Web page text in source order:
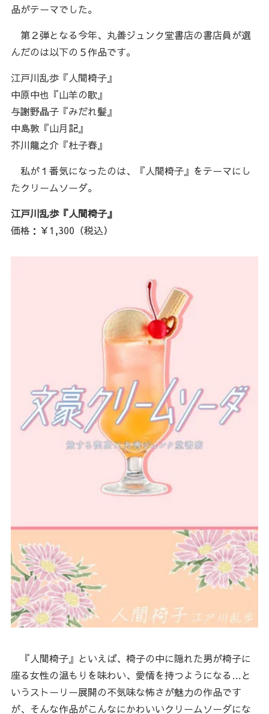
品がテーマでした。
第２弾となる今年、丸善ジュンク堂書店の書店員が選
んだのは以下の５作品です。
江戸川乱歩『人間椅子』
中原中也『山羊の歌』
与謝野晶子『みだれ髪』
中島敦『山月記』
芥川龍之介『杜子春』
私が１番気になったのは、『人間椅子』をテーマにし
たクリームソーダ。
江戸川乱歩『人間椅子』
価格：￥1,300（税込）
『人間椅子』といえば、椅子の中に隠れた男が椅子に
座る女性の温もりを味わい、愛情を持つようになる…と
いうストーリー展開の不気味な怖さが魅力の作品です
が、そんな作品がこんなにかわいいクリームソーダにな